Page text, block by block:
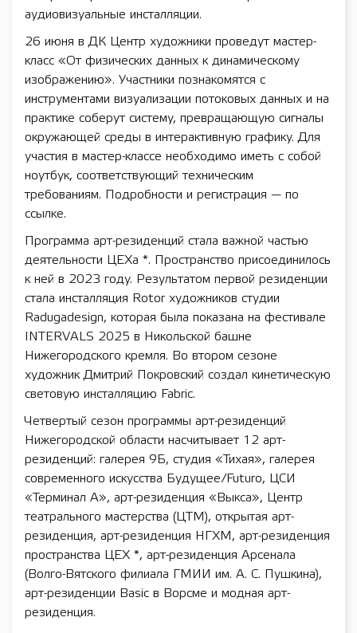
аудиовизуальные инсталляции.
26 июня в ДК Центр художники проведут мастер-
класс «От физических данных к динамическому
изображению». Участники познакомятся с
инструментами визуализации потоковых данных и на
практике соберут систему, превращающую сигналы
окружающей среды в интерактивную графику. Для
участия в мастер-классе необходимо иметь с собой
ноутбук, соответствующий техническим
требованиям. Подробности и регистрация — по
ссылке.
Программа арт-резиденций стала важной частью
деятельности ЦЕХа *. Пространство присоединилось
к ней в 2023 году. Результатом первой резиденции
стала инсталляция Rotor художников студии
Radugadesign, которая была показана на фестивале
INTERVALS 2025 в Никольской башне
Нижегородского кремля. Во втором сезоне
художник Дмитрий Покровский создал кинетическую
световую инсталляцию Fabric.
Четвертый сезон программы арт-резиденций
Нижегородской области насчитывает 12 арт-
резиденций: галерея 9Б, студия «Тихая», галерея
современного искусства Будущее/Futuro, ЦСИ
«Терминал А», арт-резиденция «Выкса», Центр
театрального мастерства (ЦТМ), открытая арт-
резиденция, арт-резиденция НГХМ, арт-резиденция
пространства ЦЕХ *, арт-резиденция Арсенала
(Волго-Вятского филиала ГМИИ им. А. С. Пушкина),
арт-резиденции Basic в Ворсме и модная арт-
резиденция.